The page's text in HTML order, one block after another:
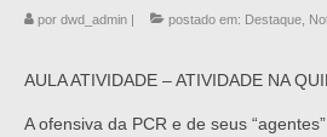
por dwd_admin | postado em: Destaque
AULA ATIVIDADE – ATIVIDADE NA
A ofensiva da PCR e de seus